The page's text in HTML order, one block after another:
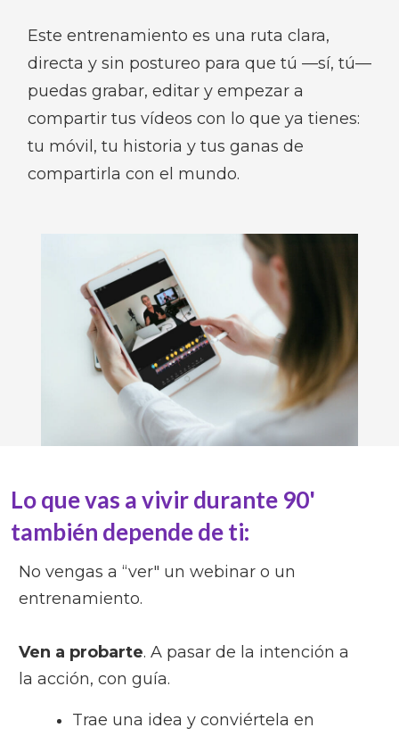
Este entrenamiento es una ruta clara,
directa y sin postureo para que tú —sí, tú—
puedas grabar, editar y empezar a
compartir tus vídeos con lo que ya tienes:
tu móvil, tu historia y tus ganas de
compartirla con el mundo.
Lo que vas a vivir durante 90'
también depende de ti:
No vengas a “ver" un webinar o un
entrenamiento.
Ven a probarte. A pasar de la intención a
la acción, con guía.
Trae una idea y conviértela en